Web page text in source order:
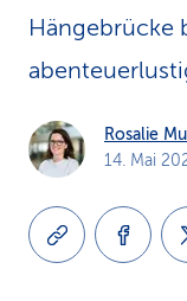
Hängebrücke
Rosalie
14. Mai